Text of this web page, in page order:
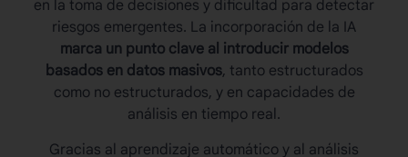
en la toma de decisiones y dificultad para detectar
riesgos emergentes. La incorporación de la IA
marca un punto clave al introducir modelos
basados en datos masivos, tanto estructurados
como no estructurados, y en capacidades de
análisis en tiempo real.
Gracias al aprendizaje automático y al análisis